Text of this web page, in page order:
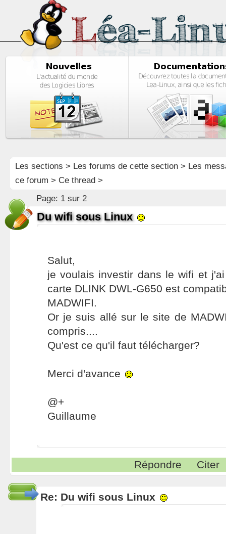
Les sections > Les forums de cette section> Les
ce forum > Ce thread >
Page: 1 sur 2
Du wifi sous Linux
Salut,
je voulais investir dans le wifi et
carte DLINK DWL-G650 est
MADWIFI.
Or je suis allé sur le site de
compris....
Qu'est ce qu'il faut télécharger?
Merci d'avance
@+
Guillaume
Répondre Citer
Re: Du wifi sous Linux